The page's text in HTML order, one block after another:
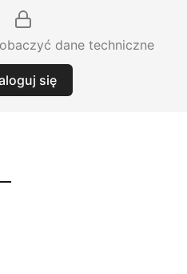
dane techniczne
się